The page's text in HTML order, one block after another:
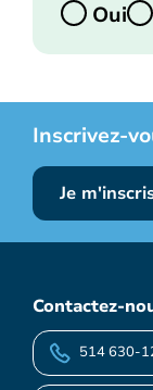
Oui
Inscrivez-
Je
Contactez-
514 630-